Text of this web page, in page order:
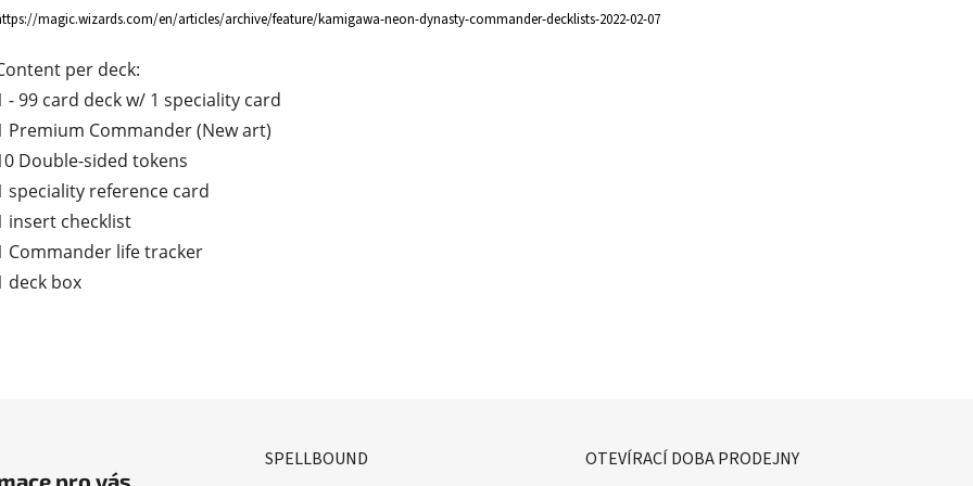
magic.wizards.com/en/articles/archive/feature/kamigawa-neon-dynasty-commander-decklists-2022-02-07
per deck:
- 99 card deck w/ 1 speciality card
Premium Commander (New art)
Double-sided tokens
speciality reference card
insert checklist
Commander life tracker
deck box
pro vás
SPELLBOUND OTEVÍRACÍ DOBA PRODEJNY